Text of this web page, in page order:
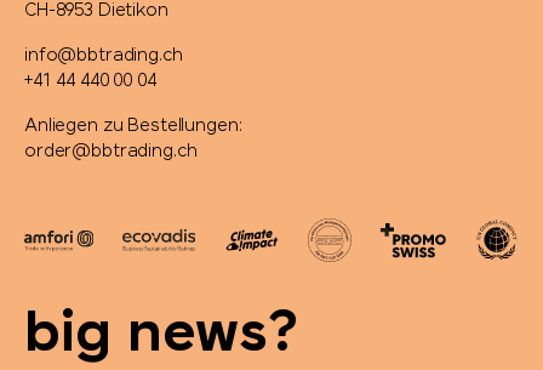
CH-8953 Dietikon
info@bbtrading.ch
+41 44 440 00 04
Anliegen zu Bestellungen:
order@bbtrading.ch
big news?